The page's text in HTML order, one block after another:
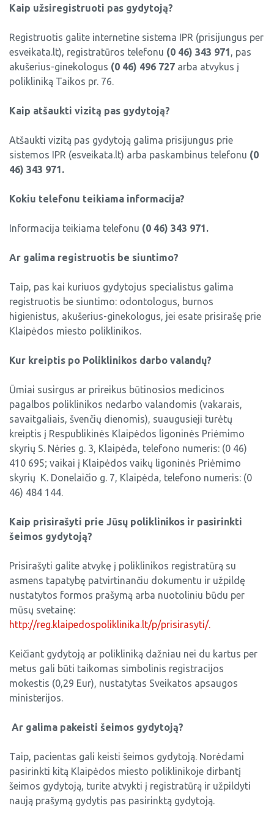
Ambulatorija
Vaidaugų ambulatorija
Klinikinės diagnostikos laboratorija
Chirurgijos ir odontologijos skyrius
Profilaktinis skyrius
Darbotvarkės
Darbuotojų atliekamos funkcijos ir
specialieji reikalavimai jų pareigybei
Informacija apie komisijas ir darbo grupes
El.pašto sudarymo tvarka
Administracija
Vidaus medicinos audito tarnyba
Teisės ir personalo tarnyba
Ūkio tarnyba
Profilaktinis skyrius
Chirurgijos - odontologijos skyrius
Kaip užsiregistruoti pas gydytoją?
Registruotis galite internetine sistema IPR (prisijungus per
esveikata.lt), registratūros telefonu (0 46) 343 971, pas
akušerius-ginekologus (0 46) 496 727 arba atvykus į
polikliniką Taikos pr. 76.
Kaip atšaukti vizitą pas gydytoją?
Atšaukti vizitą pas gydytoją galima prisijungus prie
sistemos IPR (esveikata.lt) arba paskambinus telefonu (0
46) 343 971.
Kokiu telefonu teikiama informacija?
Informacija teikiama telefonu (0 46) 343 971.
Ar galima registruotis be siuntimo?
Taip, pas kai kuriuos gydytojus specialistus galima
registruotis be siuntimo: odontologus, burnos
higienistus, akušerius-ginekologus, jei esate prisirašę prie
Klaipėdos miesto poliklinikos.
Kur kreiptis po Poliklinikos darbo valandų?
Ūmiai susirgus ar prireikus būtinosios medicinos
pagalbos poliklinikos nedarbo valandomis (vakarais,
savaitgaliais, švenčių dienomis), suaugusieji turėtų
kreiptis į Respublikinės Klaipėdos ligoninės Priėmimo
skyrių S. Nėries g. 3, Klaipėda, telefono numeris: (0 46)
410 695; vaikai į Klaipėdos vaikų ligoninės Priėmimo
skyrių K. Donelaičio g. 7, Klaipėda, telefono numeris: (0
46) 484 144.
Kaip prisirašyti prie Jūsų poliklinikos ir pasirinkti
šeimos gydytoją?
Prisirašyti galite atvykę į poliklinikos registratūrą su
asmens tapatybę patvirtinančiu dokumentu ir užpildę
nustatytos formos prašymą arba nuotoliniu būdu per
mūsų svetainę:
http://reg.klaipedospoliklinika.lt/p/prisirasyti/.
Keičiant gydytoją ar polikliniką dažniau nei du kartus per
metus gali būti taikomas simbolinis registracijos
mokestis (0,29 Eur), nustatytas Sveikatos apsaugos
ministerijos.
Ar galima pakeisti šeimos gydytoją?
Taip, pacientas gali keisti šeimos gydytoją. Norėdami
pasirinkti kitą Klaipėdos miesto poliklinikoje dirbantį
šeimos gydytoją, turite atvykti į registratūrą ir užpildyti
naują prašymą gydytis pas pasirinktą gydytoją.